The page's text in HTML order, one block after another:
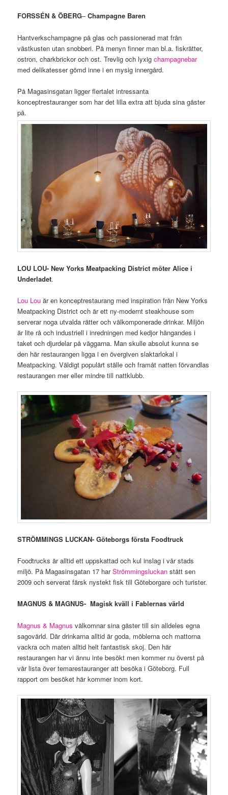
FORSSÉN & ÖBERG–Champagne Baren
Hantverkschampagne på glas och passionerad mat från
västkusten utan snobberi. På menyn finner man bl.a. fiskrätter,
ostron, charkbrickor och ost. Trevlig och lyxigchampagnebar
med delikatesser gömd inne i en mysig innergård.
På Magasinsgatan ligger flertalet intressanta
konceptrestauranger som har det lilla extra att bjuda sina gäster
på.
LOU LOU- New Yorks Meatpacking District möter Alice i
Underladet.
Lou Lou är en konceptrestaurang med inspiration från New Yorks
Meatpacking District och är ett ny-modernt steakhouse som
serverar noga utvalda rätter och välkomponerade drinkar. Miljön
är lite rå och industriell i inredningen med kedjor hängandes i
taket och djurdelar på väggarna. Man skulle absolut kunna se
den här restaurangen ligga i en övergiven slaktarlokal i
Meatpacking. Väldigt populärt ställe och framåt natten förvandlas
restaurangen mer eller mindre till nattklubb.
STRÖMMINGS LUCKAN- Göteborgs första Foodtruck
Foodtrucks är alltid ett uppskattad och kul inslag i vår stads
miljö. På Magasinsgatan 17 harStrömmingsluckanstått sen
2009 och serverat färsk nystekt fisk till Göteborgare och turister.
MAGNUS & MAGNUS- Magisk kväll i Fablernas värld
Magnus & Magnusvälkomnar sina gäster till sin alldeles egna
sagovärld. Där drinkarna alltid är goda, möblerna och mattorna
vackra och maten alltid helt fantastisk skoj. Den här
restaurangen har vi ännu inte besökt men kommer nu överst på
vår lista över temarestauranger att besöka i Göteborg. Full
rapport om besöket här kommer inom kort.